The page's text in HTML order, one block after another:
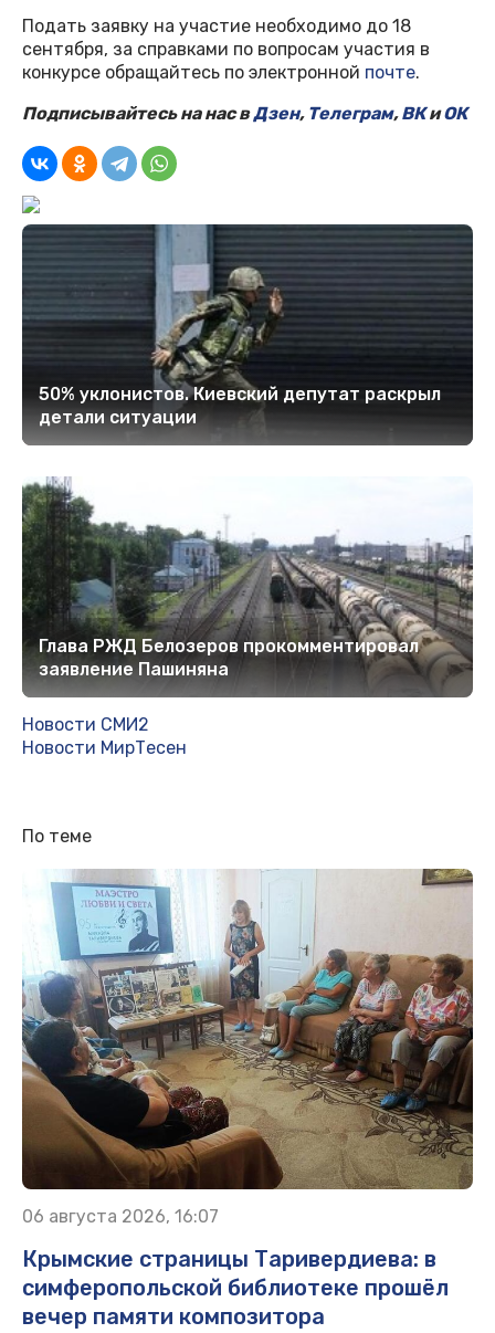
Подать заявку на участие необходимо до 18
сентября, за справками по вопросам участия в
конкурсе обращайтесь по электронной почте.
Подписывайтесь на нас вДзен, Телеграм,ВКиОК
50% уклонистов. Киевский депутат раскрыл
детали ситуации
Глава РЖД Белозеров прокомментировал
заявление Пашиняна
Новости СМИ2
Новости МирТесен
По теме
06 августа 2026, 16:07
Крымские страницы Таривердиева: в
симферопольской библиотеке прошёл
вечер памяти композитора